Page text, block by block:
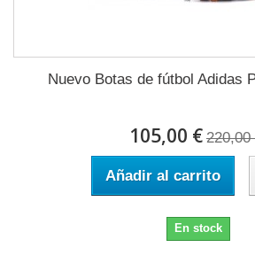
Nuevo Botas de fútbol Adidas
105,00 € 220,00
Añadir al carrito
En stock